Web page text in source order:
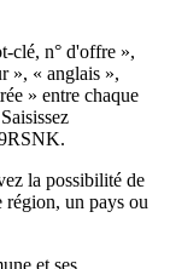
clé, n° d'offre »,
», « anglais »,
» entre chaque
la possibilité de
région, un pays ou
et ses